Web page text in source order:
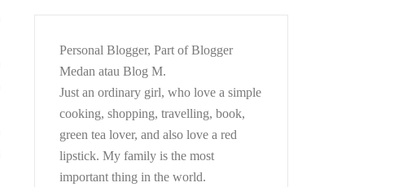
Personal Blogger, Part of Blogger
Medan atau Blog M.
Just an ordinary girl, who love a simple
cooking, shopping, travelling, book,
green tea lover, and also love a red
lipstick. My family is the most
important thing in the world.